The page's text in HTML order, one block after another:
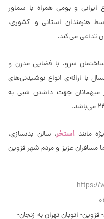
و بومی همراه با سماور
هنرمندان استانی و کشوری،
تداعی می‌کند.
طبقه 3 ساختمان سرو، با فضایی مدرن و
با ارائه‌ی انواع نوشیدنی‌های
میهمانان جهت داشتن شبی به
مانند استخر، سالن بدنسازی،
مسافران عزیز و مردم شهر قزوین
https://
اتوبان تهران به زنجان-